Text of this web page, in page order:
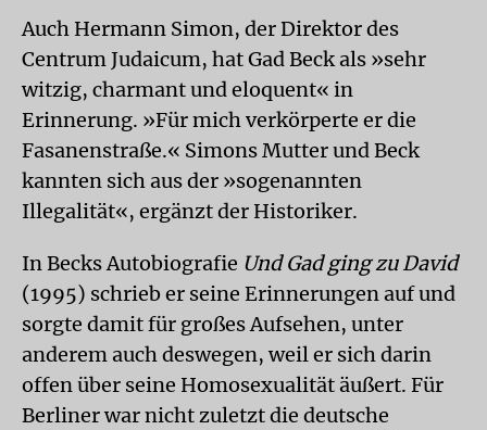
Auch Hermann Simon, der Direktor des
Centrum Judaicum, hat Gad Beck als »sehr
witzig, charmant und eloquent« in
Erinnerung. »Für mich verkörperte er die
Fasanenstraße.« Simons Mutter und Beck
kannten sich aus der »sogenannten
Illegalität«, ergänzt der Historiker.
In Becks Autobiografie Und Gad ging zu David
(1995) schrieb er seine Erinnerungen auf und
sorgte damit für großes Aufsehen, unter
anderem auch deswegen, weil er sich darin
offen über seine Homosexualität äußert. Für
Berliner war nicht zuletzt die deutsche